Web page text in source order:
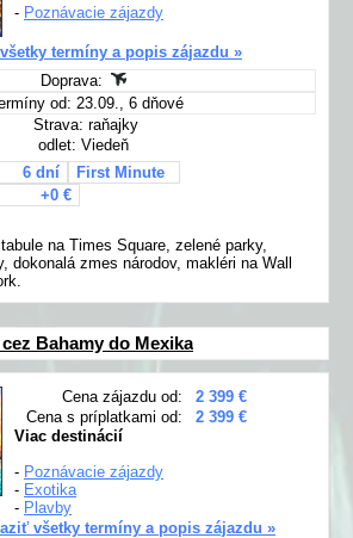
- Poznávacie zájazdy
termíny a popis zájazdu »
Doprava:
od: 23.09., 6 dňové
Strava: raňajky
odlet: Viedeň
6 dní
First Minute
+0 €
na Times Square, zelené parky,
dokonalá zmes národov, makléri na Wall
Bahamy do Mexika
Cena zájazdu od:
2 399 €
Cena s príplatkami od:
2 399 €
Viac destinácií
- Poznávacie zájazdy
- Exotika
- Plavby
všetky termíny a popis zájazdu »